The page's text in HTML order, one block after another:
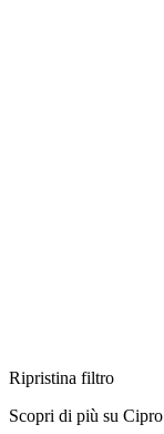
Ripristina filtro
Scopri di più su Cipro